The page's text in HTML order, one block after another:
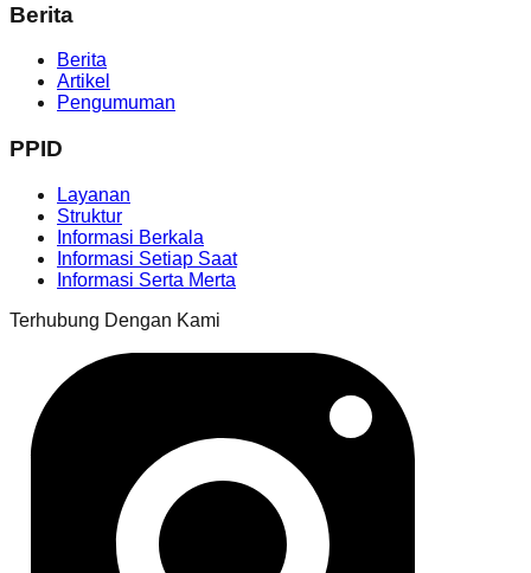
Berita
Berita
Artikel
Pengumuman
PPID
Layanan
Struktur
Informasi Berkala
Informasi Setiap Saat
Informasi Serta Merta
Terhubung Dengan Kami